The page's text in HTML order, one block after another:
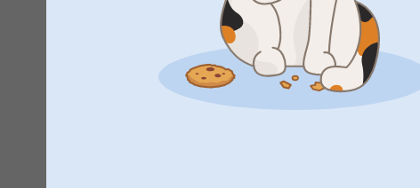
Stort tack för ⭐️⭐️⭐️⭐️⭐️ och omdöme av våra pussel.
Tack för att du valt att beställa från oss. 💕
Varma hälsningar
Kirsi @smartphoto